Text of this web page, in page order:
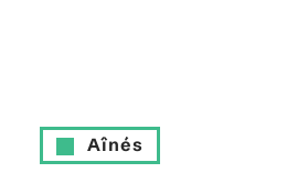
Aînés